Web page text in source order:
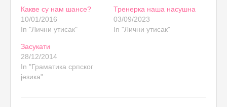
Какве су нам шансе?
10/01/2016
In "Лични утисак"
Тренерка наша насушна
03/09/2023
In "Лични утисак"
Засукати
28/12/2014
In "Граматика српског
језика"